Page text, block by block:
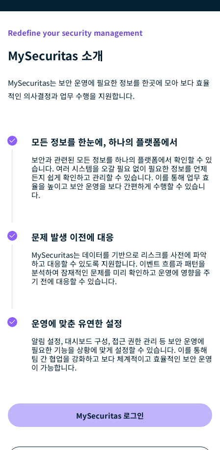
Redefine your security management
MySecuritas 소개
MySecuritas는 보안 운영에 필요한 정보를 한곳에 모아 보다 효율
적인 의사결정과 업무 수행을 지원합니다.
모든 정보를 한눈에, 하나의 플랫폼에서
보안과 관련된 모든 정보를 하나의 플랫폼에서 확인할 수 있
습니다. 여러 시스템을 오갈 필요 없이 필요한 정보를 언제
든지 쉽게 확인하고 관리할 수 있습니다. 이를 통해 업무 효
율을 높이고 보안 운영을 보다 간편하게 수행할 수 있습니
다.
문제 발생 이전에 대응
MySecuritas는 데이터를 기반으로 리스크를 사전에 파악
하고 대응할 수 있도록 지원합니다. 이벤트 흐름과 패턴을
분석하여 잠재적인 문제를 미리 확인하고 운영에 영향을 주
기 전에 대응할 수 있습니다.
운영에 맞춘 유연한 설정
알림 설정, 대시보드 구성, 접근 권한 관리 등 보안 운영에
필요한 기능을 상황에 맞게 설정할 수 있습니다. 이를 통해
팀 간 협업을 강화하고 보다 체계적이고 효율적인 보안 운영
이 가능합니다.
MySecuritas 로그인